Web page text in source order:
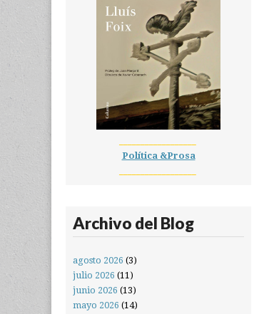
Política &Prosa
Archivo del Blog
agosto 2026 (3)
julio 2026 (11)
junio 2026 (13)
mayo 2026 (14)